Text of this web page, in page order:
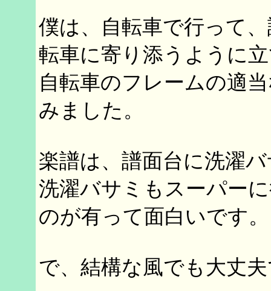
僕は、自転車で行って
転車に寄り添うように
自転車のフレームの適
みました。
楽譜は、譜面台に洗濯
洗濯バサミもスーパー
のが有って面白いです。
で、結構な風でも大丈